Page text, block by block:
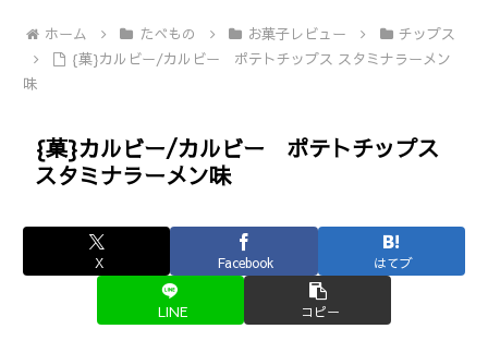
ホーム たべもの お菓子レビュー
チップス
{菓}カルビー/カルビー ポテトチップス スタミナラーメン
味
{菓}カルビー/カルビー ポテトチップス
スタミナラーメン味
X Facebook はてブ
LINE コピー